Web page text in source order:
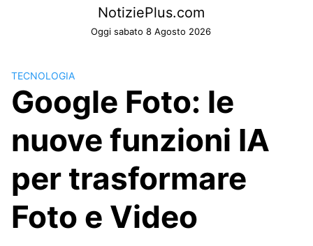
NotiziePlus.com
Oggi sabato 8 Agosto 2026
TECNOLOGIA
Google Foto: le
nuove funzioni IA
per trasformare
Foto e Video